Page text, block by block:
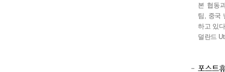
본 협동
팀, 중국
하고 있
덜란드
포스트